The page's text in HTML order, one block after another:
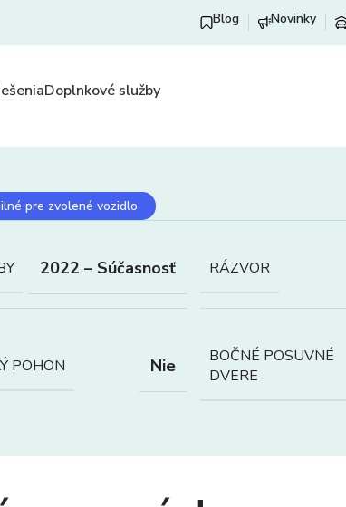
Blog Novinky
Doplnkové služby
pre zvolené vozidlo
2022 – Súčasnosť RÁZVOR
POHON Nie
BOČNÉ POSUVNÉ
DVERE